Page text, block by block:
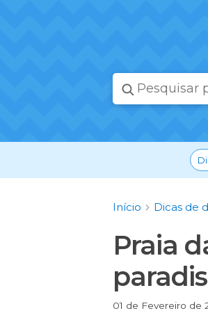
Início Dicas de
Praia
01 de Fevereiro de